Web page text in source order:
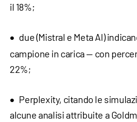
il 18%;
due (Mistral e Meta AI)
campione in carica — con
22%;
Perplexity, citando le
alcune analisi attribuite a